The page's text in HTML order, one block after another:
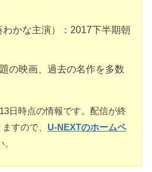
わかな主演）：2017下半期朝
の映画、過去の名作を多数
日時点の情報です。配信が終
すので、 U-NEXTのホームペ